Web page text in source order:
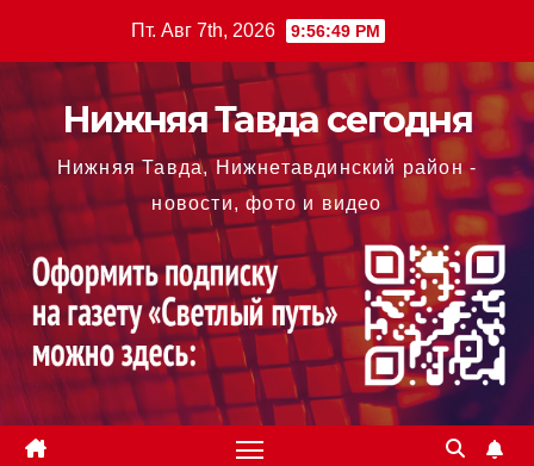
содержимому
Пт. Авг 7th, 2026 9:56:50 PM
Нижняя Тавда сегодня
Нижняя Тавда, Нижнетавдинский район -
новости, фото и видео